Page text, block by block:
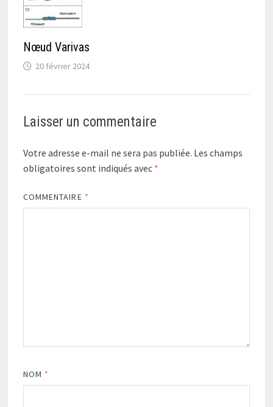
Nœud Varivas
20 février 2024
Laisser un commentaire
Votre adresse e-mail ne sera pas publiée. Les champs
obligatoires sont indiqués avec *
COMMENTAIRE *
NOM *